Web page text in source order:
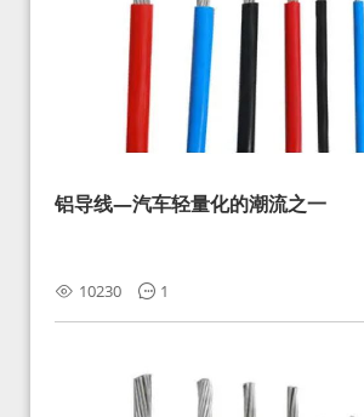
铝导线—汽车轻量化的潮流之一
10230 1